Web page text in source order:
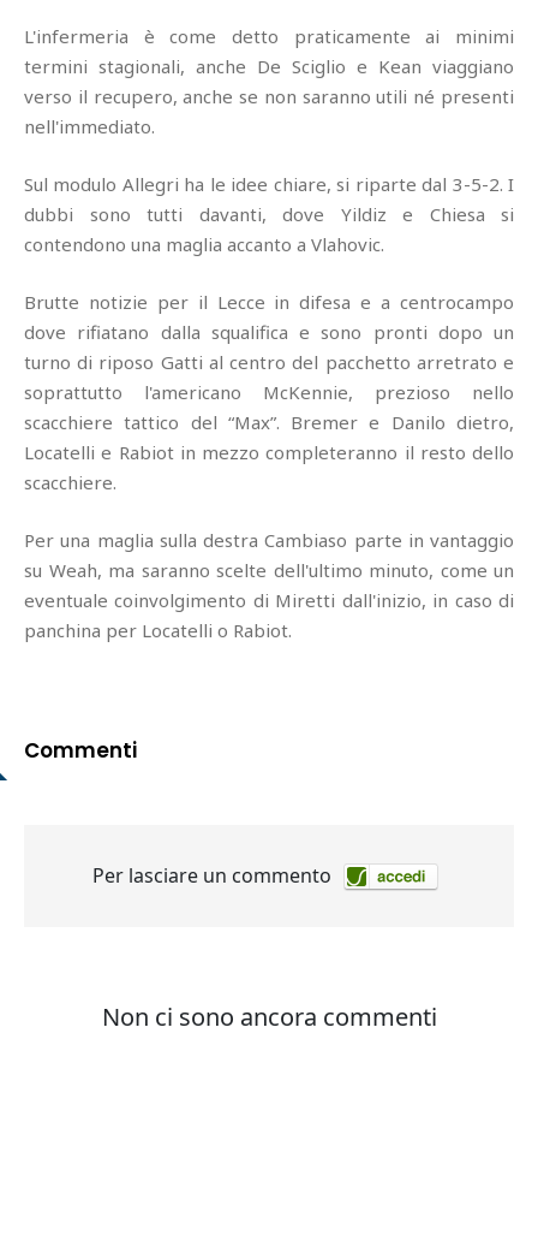
L'infermeria è come detto praticamente ai minimi
termini stagionali, anche De Sciglio e Kean viaggiano
verso il recupero, anche se non saranno utili né presenti
nell'immediato.
Sul modulo Allegri ha le idee chiare, si riparte dal 3-5-2. I
dubbi sono tutti davanti, dove Yildiz e Chiesa si
contendono una maglia accanto a Vlahovic.
Brutte notizie per il Lecce in difesa e a centrocampo
dove rifiatano dalla squalifica e sono pronti dopo un
turno di riposo Gatti al centro del pacchetto arretrato e
soprattutto l'americano McKennie, prezioso nello
scacchiere tattico del “Max”. Bremer e Danilo dietro,
Locatelli e Rabiot in mezzo completeranno il resto dello
scacchiere.
Per una maglia sulla destra Cambiaso parte in vantaggio
su Weah, ma saranno scelte dell'ultimo minuto, come un
eventuale coinvolgimento di Miretti dall'inizio, in caso di
panchina per Locatelli o Rabiot.
Commenti